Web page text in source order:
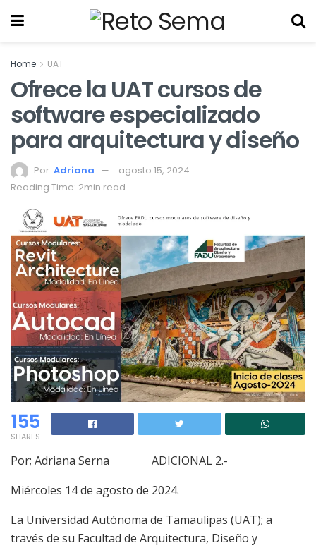
Home UAT
Ofrece la UAT cursos de
software especializado
para arquitectura y diseño
Por: Adriana
agosto 15, 2024
Reading Time: 2min read
155
SHARES
Por; Adriana Serna ADICIONAL 2.-
Miércoles 14 de agosto de 2024.
La Universidad Autónoma de Tamaulipas (UAT); a
través de su Facultad de Arquitectura, Diseño y